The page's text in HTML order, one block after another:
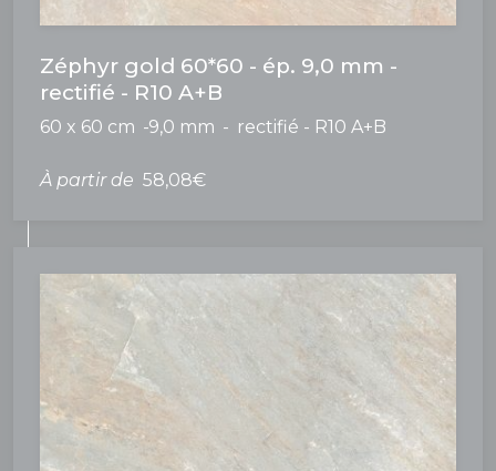
Zéphyr gold 60*60 - ép. 9,0 mm -
rectifié - R10 A+B
60 x 60 cm 9,0 mm rectifié - R10 A+B
À partir de 58,08€